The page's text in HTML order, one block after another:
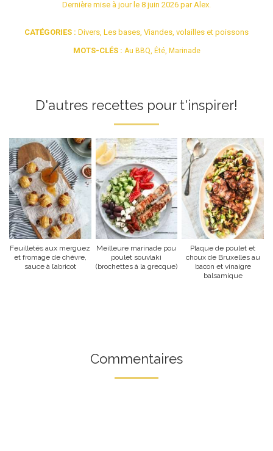
Dernière mise à jour le 8 juin 2026 par Alex
CATÉGORIES : Divers Les bases Viandes, volailles et poissons
MOTS-CLÉS : Au BBQ, Été, Marinade
D'autres recettes pour t'inspirer!
Feuilletés aux merguez
et fromage de chèvre,
sauce à l’abricot
Meilleure marinade pou
poulet souvlaki
(brochettes à la grecque)
Plaque de poulet et
choux de Bruxelles au
bacon et vinaigre
balsamique
Commentaires